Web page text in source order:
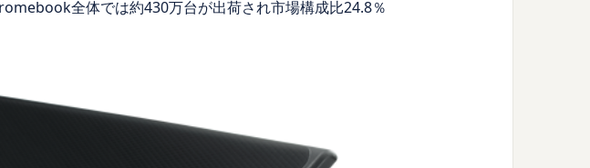
全体では約430万台が出荷され市場構成比24.8％